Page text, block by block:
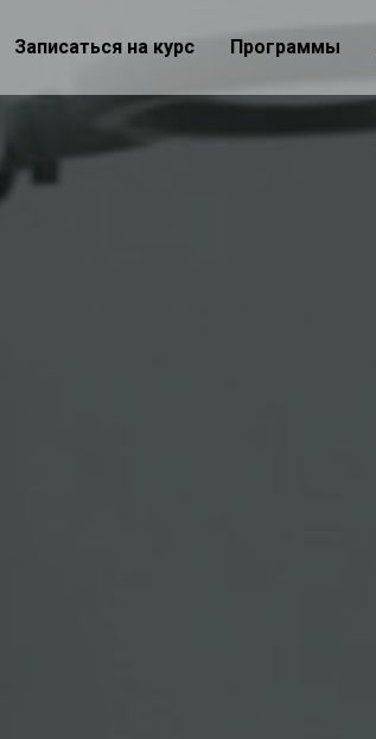
Записаться на курс Программы